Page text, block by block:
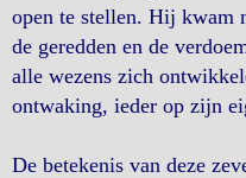
open te stellen. Hij kwam
de geredden en de
alle wezens zich
ontwaking, ieder op zijn
De betekenis van deze